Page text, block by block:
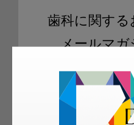
歯科に関する
メールマガ
ご登録いただいた